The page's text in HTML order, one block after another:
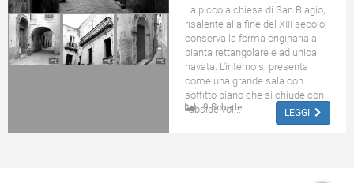
La piccola chiesa di San Biagio,
risalente alla fine del XIII secolo,
conserva la forma originaria a
pianta rettangolare e ad unica
navata. L'interno si presenta
come una grande sala con
soffitto piano che si chiude con
l'abside vol...
9 Schede LEGGI